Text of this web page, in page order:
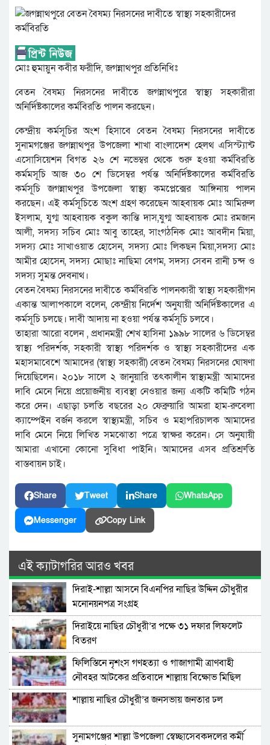
মোঃ হুমায়ুন কবীর ফরীদি, জগন্নাথপুর প্রতিনিধিঃ
বেতন বৈষম্য নিরসনের দাবীতে জগন্নাথপুরে স্বাস্থ্য সহকারীরা
অনির্দিষ্টকালের কর্মবিরতি পালন করছেন।
কেন্দ্রীয় কর্মসূচির অংশ হিসাবে বেতন বৈষম্য নিরসনের দাবীতে
সুনামগঞ্জের জগন্নাথপুর উপজেলা শাখা বাংলাদেশ হেলথ এসিস্ট্যান্ট
এসোসিয়েশন বিগত ২৬ শে নভেম্বর থেকে শুরু হওয়া কর্মবিরতি
কর্মমসূচি আজ ৩০ শে ডিসেম্বর পর্যন্ত অনির্দিষ্টকালের কর্মবিরতি
কর্মসূচি জগন্নাথপুর উপজেলা স্বাস্থ্য কমপ্লেক্সের আঙ্গিনায় পালন
করছেন। এই কর্মসূচিতে অংশ গ্রহণ করেছেন আহবায়ক মোঃ আমিরুল
ইসলাম, যুগ্ম আহবায়ক বকুল কান্তি দাস,যুগ্ম আহবায়ক মোঃ রমজান
আলী, সদস্য সচিব মোঃ আবু তাহের, সাংগঠনিক মোঃ আবদীন মিয়া,
সদস্য মোঃ সাখাওয়াত হোসেন, সদস্য মোঃ লিকছন মিয়া,সদস্য মোঃ
আমীর হোসেন, সদস্য মোছাঃ নাছিমা বেগম, সদস্য সেবন রানী চন্দ ও
সদস্য সুমন্ত দেবনাথ।
বেতন বৈষম্য নিরসনের দাবীতে কর্মবিরতি পালনকারী স্বাস্থ্য সহকারীগন
একান্ত আলাপকালে বলেন, কেন্দ্রীয় নির্দেশ অনুযায়ী অনির্দিষ্টকালের এ
কর্মসূচি চলছে। দাবী আদায় না হওয়া পর্যন্ত কর্মসূচি চলবে।
তাহারা আরো বলেন , প্রধানমন্ত্রী শেখ হাসিনা ১৯৯৮ সালের ৬ ডিসেম্বর
স্বাস্থ্য পরিদর্শক, সহকারী স্বাস্থ্য পরিদর্শক ও স্বাস্থ্য সহকারীদের এক
মহাসমাবেশে আমাদের (স্বাস্থ্য সহকারী) বেতন বৈষম্য নিরসনের ঘোষণা
দিয়েছিলেন। ২০১৮ সালে ২ জানুয়ারি তৎকালীন স্বাস্থ্যমন্ত্রী আমাদের
দাবি মেনে নিয়ে প্রয়োজনীয় ব্যবস্থা নেওয়ার জন্য একটি কমিটি গঠন
করে দেন। এছাড়া চলতি বছরের ২০ ফেব্রুয়ারি আমরা হাম-রুবেলা
ক্যাম্পেইন বর্জন করলে স্বাস্থ্যমন্ত্রী, সচিব ও মহাপরিচালক আমাদের
দাবি মেনে নিয়ে লিখিত সমঝোতা পত্রে স্বাক্ষর করেন। সে অনুযায়ী
আমারা এখানো কোনো সুবিধা পাইনি। আমাদের এসব প্রতিশ্রুতি
বাস্তবায়ন চাই।
Share Tweet Share WhatsApp
Messenger Copy Link
এই ক্যাটাগরির আরও খবর
দিরাই-শাল্লা আসনে বিএনপির নাছির উদ্দিন চৌধুরীর
মনোনয়নপত্র সংগ্রহ
দিরাইয়ে নাছির চৌধুরী’র পক্ষে ৩১ দফার লিফলেট
বিতরণ
ফিলিস্তিনে নৃশংস গণহত্যা ও গাজাগামী ত্রাণবাহী
নৌবহর আটকের প্রতিবাদে শাল্লায় বিক্ষোভ মিছিল
শাল্লায় নাছির চৌধুরী’র জনসভায় জনতার ঢল
সুনামগঞ্জের শাল্লা উপজেলা স্বেচ্ছাসেবকদলের কর্মী